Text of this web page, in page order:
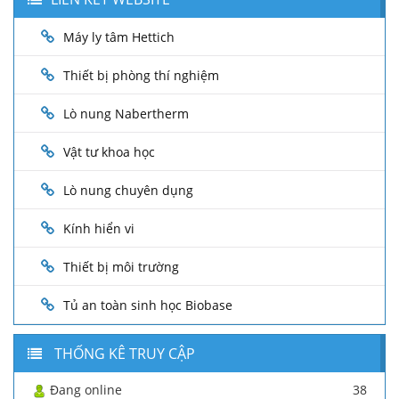
Máy ly tâm Hettich
Thiết bị phòng thí nghiệm
Lò nung Nabertherm
Vật tư khoa học
Lò nung chuyên dụng
Kính hiển vi
Thiết bị môi trường
Tủ an toàn sinh học Biobase
THỐNG KÊ TRUY CẬP
Đang online 38